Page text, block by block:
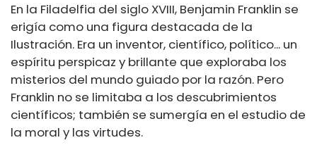
En la Filadelfia del siglo XVIII, Benjamin Franklin se
erigía como una figura destacada de la
Ilustración. Era un inventor, científico, político... un
espíritu perspicaz y brillante que exploraba los
misterios del mundo guiado por la razón. Pero
Franklin no se limitaba a los descubrimientos
científicos; también se sumergía en el estudio de
la moral y las virtudes.